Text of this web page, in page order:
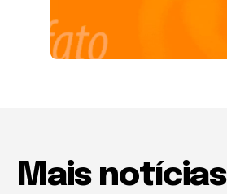
Mais notícias